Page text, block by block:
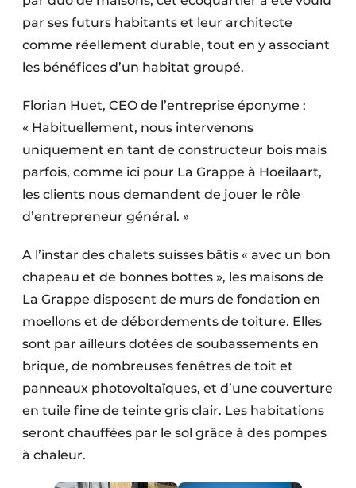
par ses futurs habitants et leur architecte
comme réellement durable, tout en y associant
les bénéfices d’un habitat groupé.
Florian Huet, CEO de l’entreprise éponyme :
« Habituellement, nous intervenons
uniquement en tant de constructeur bois mais
parfois, comme ici pour La Grappe à Hoeilaart,
les clients nous demandent de jouer le rôle
d’entrepreneur général. »
A l’instar des chalets suisses bâtis « avec un bon
chapeau et de bonnes bottes », les maisons de
La Grappe disposent de murs de fondation en
moellons et de débordements de toiture. Elles
sont par ailleurs dotées de soubassements en
brique, de nombreuses fenêtres de toit et
panneaux photovoltaïques, et d’une couverture
en tuile fine de teinte gris clair. Les habitations
seront chauffées par le sol grâce à des pompes
à chaleur.